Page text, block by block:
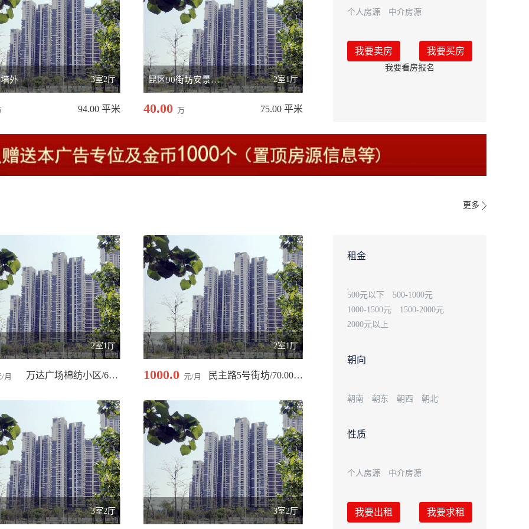
外 3室2厅
94.00 平米
昆区90街坊安景苑1 2室1厅
40.00 万 75.00 平米
个人房源 中介房源
我要卖房 我要买房
我要看房报名
更多
2室1厅
/月 万达广场棉纺小区/60.00 平米
2室1厅
1000.0 元/月 民主路5号街坊/70.00 平米
3室2厅 3室2厅
租金
500元以下
500-1000元
1000-1500元
1500-2000元
2000元以上
朝向
朝南 朝东 朝西 朝北
性质
个人房源 中介房源
我要出租 我要求租